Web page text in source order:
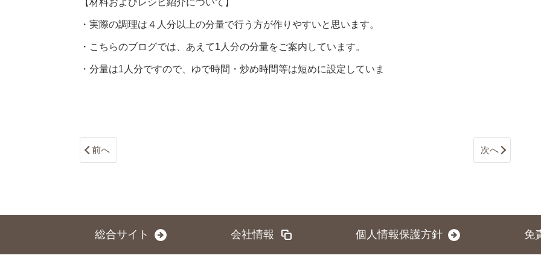
【材料およびレシピ紹介について】
・実際の調理は４人分以上の分量で行う方が作りやすいと思います。
・こちらのブログでは、あえて1人分の分量をご案内しています。
・分量は1人分ですので、ゆで時間・炒め時間等は短めに設定していま
前へ 次へ
総合サイト 会社情報 個人情報保護方針 免